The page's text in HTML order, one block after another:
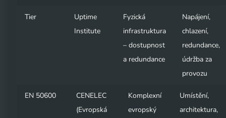
Tier
Uptime
Institute
Fyzická
infrastruktura
– dostupnost
a redundance
Napájení,
chlazení,
redundance,
údržba za
provozu
EN 50600
CENELEC
(Evropská
Komplexní
evropský
Umístění,
architektura,